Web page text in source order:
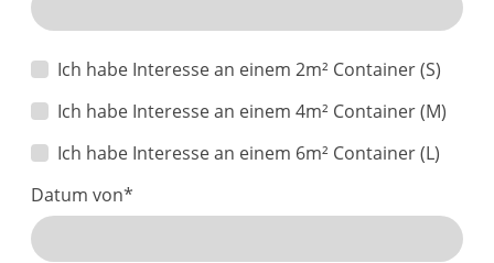
Ich habe Interesse an einem 2m² Container (S)
Ich habe Interesse an einem 4m² Container (M)
Ich habe Interesse an einem 6m² Container (L)
Datum von*